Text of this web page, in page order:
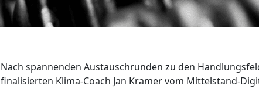
Nach spannenden Austauschrunden zu den
finalisierten Klima-Coach Jan Kramer vom Mittelstand-